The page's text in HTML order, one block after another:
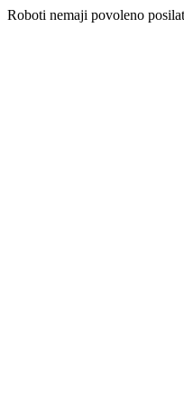
Roboti nemaji povoleno